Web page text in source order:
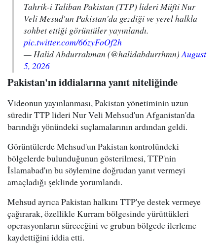
Tahrik-i Taliban Pakistan (TTP) lideri Müfti Nur
Veli Mesud'un Pakistan'da gezdiği ve yerel halkla
sohbet ettiği görüntüler yayınlandı.
pic.twitter.com/66zyFoOf2h
— Halid Abdurrahman (@halidabdurrhmn)August
5, 2026
Pakistan'ın iddialarına yanıt niteliğinde
Videonun yayınlanması, Pakistan yönetiminin uzun
süredir TTP lideri Nur Veli Mehsud'un Afganistan'da
barındığı yönündeki suçlamalarının ardından geldi.
Görüntülerde Mehsud'un Pakistan kontrolündeki
bölgelerde bulunduğunun gösterilmesi, TTP'nin
İslamabad'ın bu söylemine doğrudan yanıt vermeyi
amaçladığı şeklinde yorumlandı.
Mehsud ayrıca Pakistan halkını TTP'ye destek vermeye
çağırarak, özellikle Kurram bölgesinde yürüttükleri
operasyonların süreceğini ve grubun bölgede ilerleme
kaydettiğini iddia etti.